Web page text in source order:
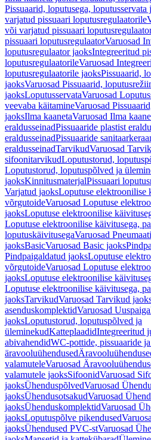
Pissuaarid, loputusega, loputusservata
varjatud pissuaari loputusregulaatorile
või varjatud pissuaari
pissuaari loputusregulaatorVaruosad
loputusregulaator jaoksIntegreeritud
loputusregulaatorileVaruosad
loputusregulaatorile jaoksPissuaarid,
jaoksVaruosad Pissuaarid,
jaoksLoputusservataVaruosad
veevaba käitamineVaruosad
jaoksIlma kaanetaVaruosad Ilma
eraldusseinadPissuaaride plastist
eraldusseinadPissuaaride
eraldusseinadTarvikudVaruosad
sifoonitarvikudLoputustorud,
Loputustorud, loputuspõlved ja
jaoksKinnitusmaterjalPissuaari
Varjatud jaoksLoputuse elektroonilise
võrgutoideVaruosad Loputuse
jaoksLoputuse elektroonilise
Loputuse elektroonilise käivitusega,
loputuskäivitusegaVaruosad
jaoksBasicVaruosad Basic jaoks
Pindpaigaldatud jaoksLoputuse
võrgutoideVaruosad Loputuse
jaoksLoputuse elektroonilise
Loputuse elektroonilise käivitusega,
jaoksTarvikudVaruosad Tarvikud
asenduskomplektidVaruosad
jaoksLoputustorud, loputuspõlved ja
üleminekudKatteplaadidIntegreeritud
abivahendidWC-pottide, pissuaaride
äravooluühendused
valamuteleVaruosad
valamutele jaoksSifoonidVaruosad
jaoksÜhenduspõlvedVaruosad
jaoksÜhendusotsakudVaruosad
jaoksÜhenduskomplektidVaruosad
jaoksLoputuspõlve pikendused
jaoksÜhendused PVC-stVaruosad